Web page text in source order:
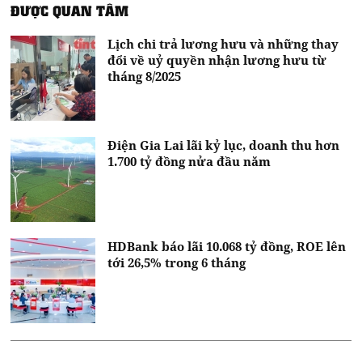
ĐƯỢC QUAN TÂM
Lịch chi trả lương hưu và những thay
đổi về uỷ quyền nhận lương hưu từ
tháng 8/2025
Điện Gia Lai lãi kỷ lục, doanh thu hơn
1.700 tỷ đồng nửa đầu năm
HDBank báo lãi 10.068 tỷ đồng, ROE lên
tới 26,5% trong 6 tháng